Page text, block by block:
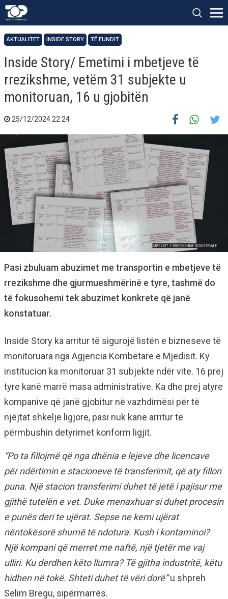
AKTUALITET INSIDE STORY TË FUNDIT
Inside Story/ Emetimi i mbetjeve të
rrezikshme, vetëm 31 subjekte u
monitoruan, 16 u gjobitën
25/12/2024 22:24
Pasi zbuluam abuzimet me transportin e mbetjeve të
rrezikshme dhe gjurmueshmërinë e tyre, tashmë do
të fokusohemi tek abuzimet konkrete që janë
konstatuar.
Inside Story ka arritur të sigurojë listën e bizneseve të
monitoruara nga Agjencia Kombëtare e Mjedisit. Ky
institucion ka monitoruar 31 subjekte ndër vite. 16 prej
tyre kanë marrë masa administrative. Ka dhe prej atyre
kompanive që janë gjobitur në vazhdimësi për të
njëjtat shkelje ligjore, pasi nuk kanë arritur të
përmbushin detyrimet konform ligjit.
“Po ta fillojmë që nga dhënia e lejeve dhe licencave
për ndërtimin e stacioneve të transferimit, që aty fillon
puna. Një stacion transferimi duhet të jetë i pajisur me
gjithë tutelën e vet. Duke menaxhuar si duhet procesin
e punës deri te ujërat. Sepse ne kemi ujërat
nëntokësorë shumë të ndotura. Kush i kontaminoi?
Një kompani që merret me naftë, një tjetër me vaj
ulliri. Ku derdhen këto llumra? Të gjitha industritë, këtu
hidhen në tokë. Shteti duhet të vëri dorë”u shpreh
Selim Bregu, sipërmarrës.